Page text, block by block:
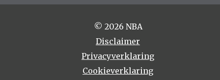
© 2026 NBA
Disclaimer
Privacyverklaring
Cookieverklaring